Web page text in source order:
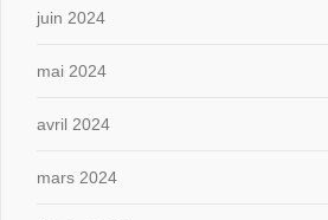
juin 2024
mai 2024
avril 2024
mars 2024